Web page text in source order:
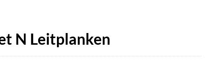
N Leitplanken